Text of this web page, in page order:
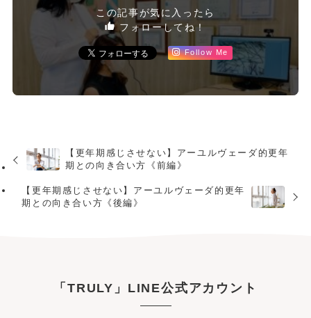
この記事が気に入ったら
フォローしてね！
Follow Me
【更年期感じさせない】アーユルヴェーダ的更年
期との向き合い方《前編》
【更年期感じさせない】アーユルヴェーダ的更年
期との向き合い方《後編》
「TRULY」LINE公式アカウント